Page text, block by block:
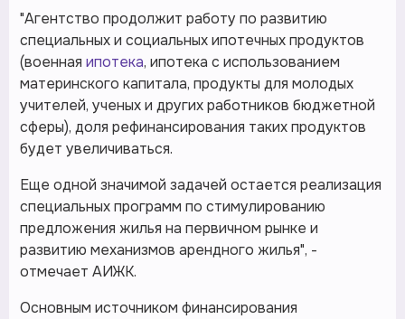
"Агентство продолжит работу по развитию
специальных и социальных ипотечных продуктов
(военная ипотека, ипотека с использованием
материнского капитала, продукты для молодых
учителей, ученых и других работников бюджетной
сферы), доля рефинансирования таких продуктов
будет увеличиваться.
Еще одной значимой задачей остается реализация
специальных программ по стимулированию
предложения жилья на первичном рынке и
развитию механизмов арендного жилья", -
отмечает АИЖК.
Основным источником финансирования